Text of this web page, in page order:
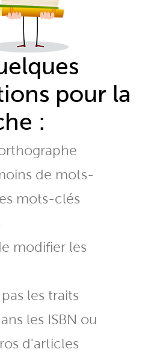
pour la
:
de mots-
mots-clés
modifier les
les traits
les ISBN ou
d'articles